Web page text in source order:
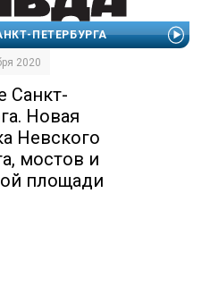
ПЕТЕРБУРГА
2020
Санкт-
Новая
Невского
мостов и
площади